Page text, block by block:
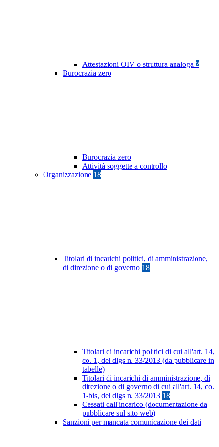
Attestazioni OIV o struttura analoga 2
Burocrazia zero
Burocrazia zero
Attività soggette a controllo
Organizzazione 18
Titolari di incarichi politici, di amministrazione,
di direzione o di governo 18
Titolari di incarichi politici di cui all'art. 14,
co. 1, del dlgs n. 33/2013 (da pubblicare in
tabelle)
Titolari di incarichi di amministrazione, di
direzione o di governo di cui all'art. 14, co.
1-bis, del dlgs n. 33/2013 18
Cessati dall'incarico (documentazione da
pubblicare sul sito web)
Sanzioni per mancata comunicazione dei dati